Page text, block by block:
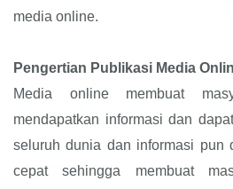
media online.
Pengertian Publikasi Media
Media online membuat
mendapatkan informasi dan
seluruh dunia dan informasi pun
cepat sehingga membuat